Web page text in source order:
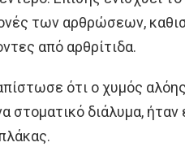
των αρθρώσεων,
από αρθρίτιδα.
ότι ο χυμός
στοματικό διάλυμα,